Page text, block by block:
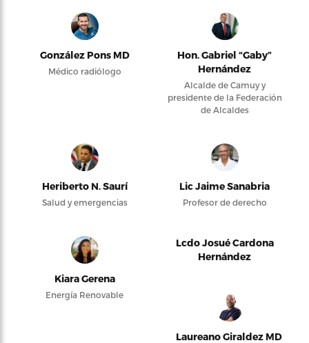
González Pons MD
Médico radiólogo
Hon. Gabriel “Gaby”
Hernández
Alcalde de Camuy y
presidente de la Federación
de Alcaldes
Heriberto N. Saurí
Salud y emergencias
Lic Jaime Sanabria
Profesor de derecho
Kiara Gerena
Energía Renovable
Lcdo Josué Cardona
Hernández
Laureano Giraldez MD